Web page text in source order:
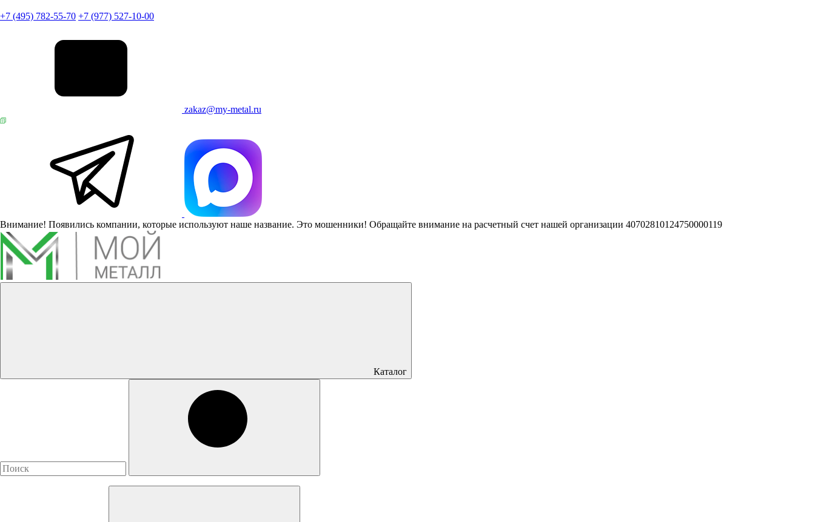
+7 (495) 782-55-70 +7 (977) 527-10-00
zakaz@my-metal.ru
Внимание! Появились компании, которые используют наше название. Это мошенники! Обращайте внимание на расчетный счет нашей организации 40702810124750000119
Каталог